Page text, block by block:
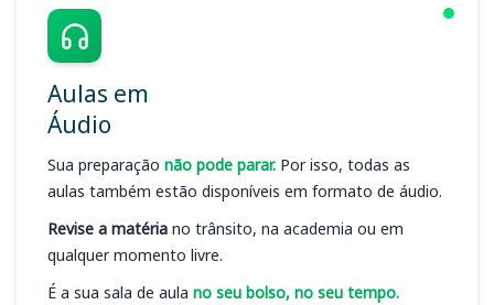
Aulas em
Áudio
Sua preparação não pode parar. Por isso, todas as
aulas também estão disponíveis em formato de áudio.
Revise a matéria no trânsito, na academia ou em
qualquer momento livre.
É a sua sala de aula no seu bolso, no seu tempo.